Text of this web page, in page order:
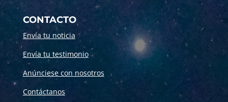
CONTACTO
Envía tu noticia
Envía tu testimonio
Anúnciese con nosotros
Contáctanos